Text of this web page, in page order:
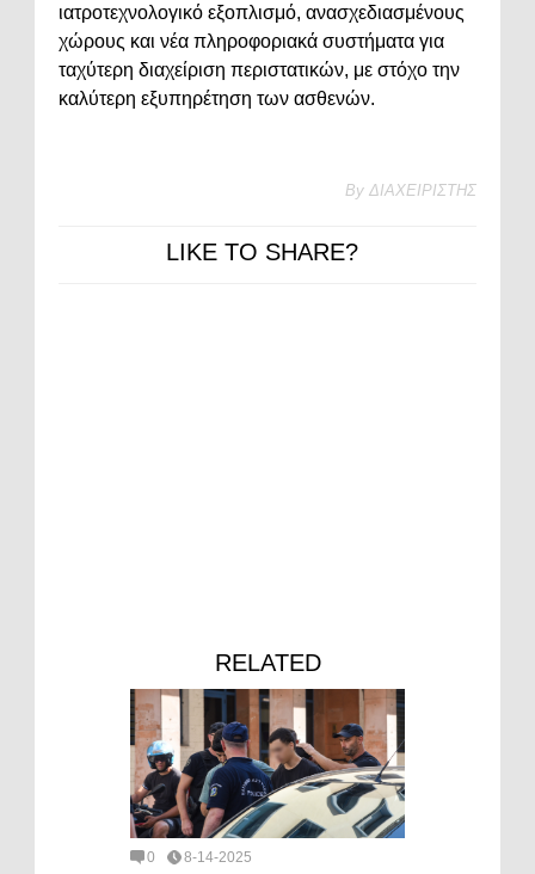
ιατροτεχνολογικό εξοπλισμό, ανασχεδιασμένους
χώρους και νέα πληροφοριακά συστήματα για
ταχύτερη διαχείριση περιστατικών, με στόχο την
καλύτερη εξυπηρέτηση των ασθενών.
By ΔΙΑΧΕΙΡΙΣΤΗΣ
LIKE TO SHARE?
RELATED
0 8-14-2025